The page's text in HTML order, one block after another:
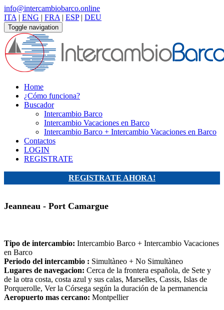
info@intercambiobarco.online
ITA | ENG | FRA | ESP| DEU
Toggle navigation
Home
¿Cómo funciona?
Buscador
Intercambio Barco
Intercambio Vacaciones en Barco
Intercambio Barco + Intercambio Vacaciones en Barco
Contactos
LOGIN
REGISTRATE
REGISTRATE AHORA!
Jeanneau - Port Camargue
Tipo de intercambio: Intercambio Barco + Intercambio Vacaciones
en Barco
Periodo del intercambio : Simultàneo + No Simultàneo
Lugares de navegacion: Cerca de la frontera española, de Sete y
de la otra costa, costa azul y sus calas, Marselles, Cassis, Islas de
Porquerolle, Ver la Córsega según la duración de la permanencia
Aeropuerto mas cercano: Montpellier